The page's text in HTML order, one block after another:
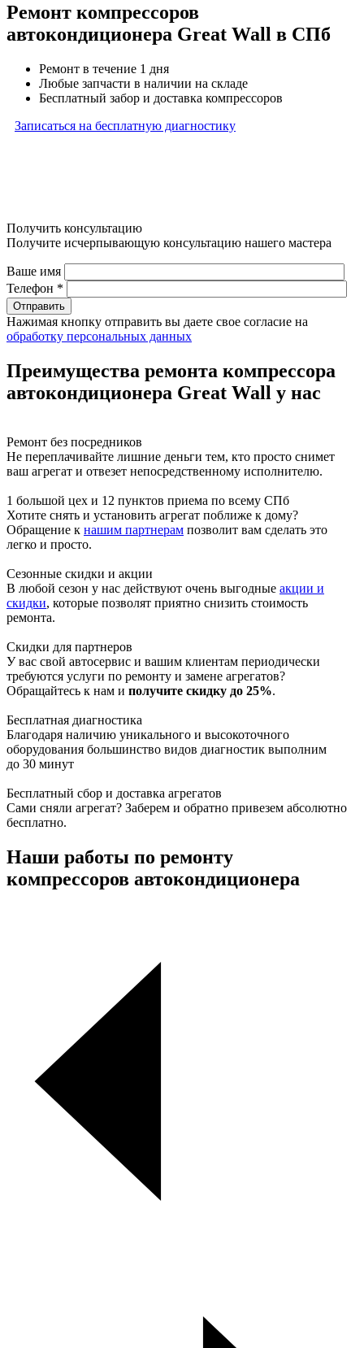
Ремонт компрессоров
автокондиционера Great Wall в СПб
Ремонт в течение 1 дня
Любые запчасти в наличии на складе
Бесплатный забор и доставка компрессоров
Записаться на бесплатную диагностику
Получить консультацию
Получите исчерпывающую консультацию нашего мастера
Ваше имя
Телефон *
Нажимая кнопку отправить вы даете свое согласие на
обработку персональных данных
Преимущества ремонта компрессора
автокондиционера Great Wall у нас
Ремонт без посредников
Не переплачивайте лишние деньги тем, кто просто снимет
ваш агрегат и отвезет непосредственному исполнителю.
1 большой цех и 12 пунктов приема по всему СПб
Хотите снять и установить агрегат поближе к дому?
Обращение к нашим партнерам позволит вам сделать это
легко и просто.
Сезонные скидки и акции
В любой сезон у нас действуют очень выгодные акции и
скидки, которые позволят приятно снизить стоимость
ремонта.
Скидки для партнеров
У вас свой автосервис и вашим клиентам периодически
требуются услуги по ремонту и замене агрегатов?
Обращайтесь к нам и получите скидку до 25%.
Бесплатная диагностика
Благодаря наличию уникального и высокоточного
оборудования большинство видов диагностик выполним
до 30 минут
Бесплатный сбор и доставка агрегатов
Сами сняли агрегат? Заберем и обратно привезем абсолютно
бесплатно.
Наши работы по ремонту
компрессоров автокондиционера